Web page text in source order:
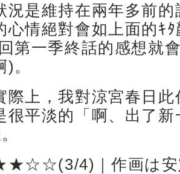
況是維持在兩年多前
心情絕對會如上面的ｷ
第一季終話的感想就
。
際上，我對涼宮春日
很平淡的「啊、出了
4)｜作画は安